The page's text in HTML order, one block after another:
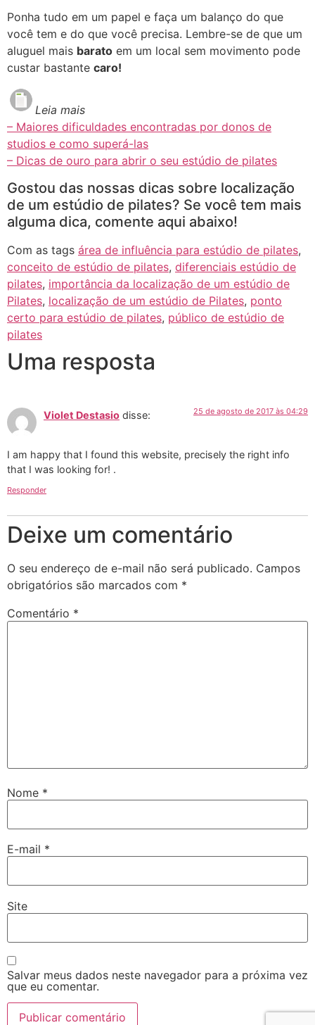
Ponha tudo em um papel e faça um balanço do que
você tem e do que você precisa. Lembre-se de que um
aluguel mais barato em um local sem movimento pode
custar bastante caro!
Leia mais
– Maiores dificuldades encontradas por donos de
studios e como superá-las
– Dicas de ouro para abrir o seu estúdio de pilates
Gostou das nossas dicas sobre localização
de um estúdio de pilates? Se você tem mais
alguma dica, comente aqui abaixo!
Com as tags área de influência para estúdio de pilates,
conceito de estúdio de pilates, diferenciais estúdio de
pilates, importância da localização de um estúdio de
Pilates, localização de um estúdio de Pilates, ponto
certo para estúdio de pilates, público de estúdio de
pilates
Uma resposta
Violet Destasio disse: 25 de agosto de 2017 às 04:29
I am happy that I found this website, precisely the right info
that I was looking for! .
Responder
Deixe um comentário
O seu endereço de e-mail não será publicado. Campos
obrigatórios são marcados com *
Comentário *
Nome *
E-mail *
Site
Salvar meus dados neste navegador para a próxima vez
que eu comentar.